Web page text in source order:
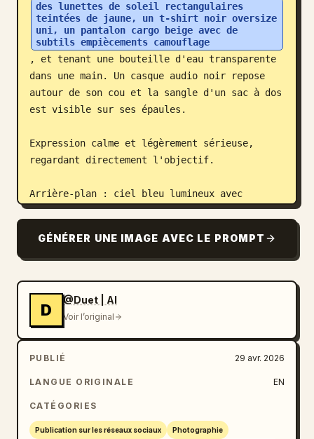
des lunettes de soleil rectangulaires
teintées de jaune, un t-shirt noir oversize
uni, un pantalon cargo beige avec de
subtils empiècements camouflage
, et tenant une bouteille d'eau transparente
dans une main. Un casque audio noir repose
autour de son cou et la sangle d'un sac à dos
est visible sur ses épaules.
Expression calme et légèrement sérieuse,
regardant directement l'objectif.
Arrière-plan : ciel bleu lumineux avec
quelques nuages légers, bâtiments convergeant
directrices fortes et une symétrie. Tours
résidentielles urbaines avec des fenêtres
Éclairage : lumière du jour naturelle, ombres
nettes, contraste élevé, détails précis,
Composition : sujet centré, cadrage vertical,
objectif grand-angle (24 mm ou plus large),
profondeur cinématographique.
GÉNÉRER UNE IMAGE AVEC LE PROMPT
D
@Duet | AI
Voir l’original
PUBLIÉ 29 avr. 2026
LANGUE ORIGINALE EN
CATÉGORIES
Publication sur les réseaux sociaux Photographie